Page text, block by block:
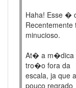
Haha! Esse �
minucioso.
At� a m�dica
tro�o fora da
escala, ja que
pouco regrado